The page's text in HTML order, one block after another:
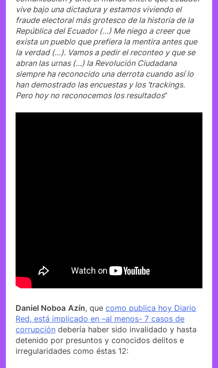
vive bajo una dictadura y estamos viviendo el
fraude electoral más grotesco de la historia de la
República del Ecuador (…) Me niego a creer que
exista un pueblo que prefiera la mentira antes que
la verdad (…). Vamos a pedir el reconteo y que se
abran las urnas (…) la Revolución Ciudadana
siempre ha reconocido una derrota cuando así lo
han demostrado las encuestas y los ‘trackings.
Pero hoy no reconocemos los resultados”
Daniel Noboa Azín, que como publica hoy Diario
Red, está implicado en –al menos- 7 casos de
corrupción debería haber sido invalidado y hasta
detenido por presuntos y conocidos delitos e
irregularidades como éstas 12: